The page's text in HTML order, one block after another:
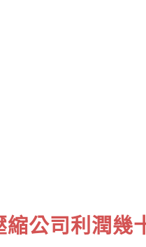
公司利潤幾